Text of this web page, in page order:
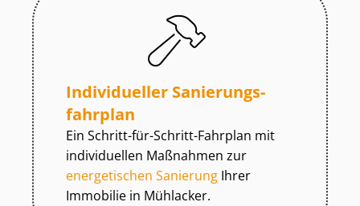
Individueller Sa­nie­rungs­
fahr­plan
Ein Schritt-für-Schritt-Fahrplan mit
individuellen Maßnahmen zur
energetischen Sanierung Ihrer
Immobilie in Mühlacker.